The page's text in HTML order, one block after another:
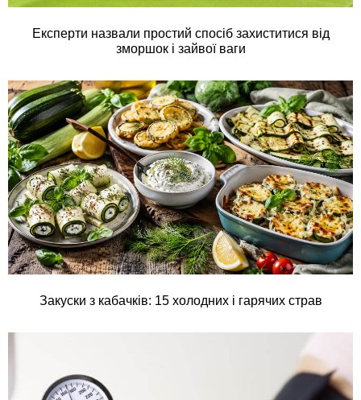
Експерти назвали простий спосіб захиститися від
зморшок і зайвої ваги
Закуски з кабачків: 15 холодних і гарячих страв